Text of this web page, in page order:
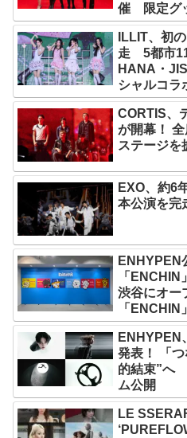
催 限定グ
ILLIT、初
走 5都市
HANA・
シャルコラ
CORTIS、
が開幕！
ステージを
EXO、約6
本公演を完
ENHYPEN
「
渋谷にオー
「ENCHIN
ENHYPEN
発表！ 「
的結束”へ
ム公開
LE